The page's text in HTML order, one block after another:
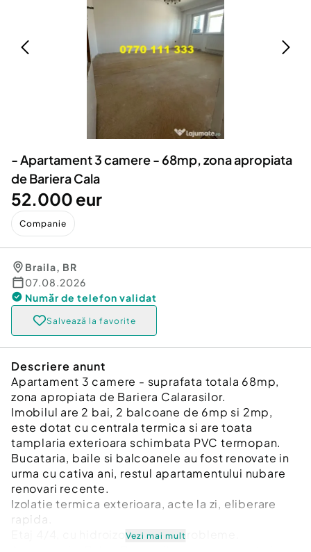
Animale de companie
Afaceri și echipamente profesionale
Inchiriere Bunuri si Vehicule
Utilaje agricole si industriale
Piese auto si accesorii
Dacia Duster
- Apartament 3 camere - 68mp, zona apropiata
de Bariera Cala
52.000 eur
Companie
Braila, BR
07.08.2026
Număr de telefon validat
Salvează la favorite
Descriere anunt
Apartament 3 camere - suprafata totala 68mp,
zona apropiata de Bariera Calarasilor.
Imobilul are 2 bai, 2 balcoane de 6mp si 2mp,
este dotat cu centrala termica si are toata
tamplaria exterioara schimbata PVC termopan.
Bucataria, baile si balcoanele au fost renovate in
urma cu cativa ani, restul apartamentului nubare
renovari recente.
Izolatie termica exterioara, acte la zi, eliberare
rapida.
Etaj 4/4, cu hidroizolatie fara probleme.
Vezi mai mult